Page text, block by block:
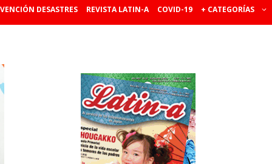
DESASTRES REVISTA LATIN-A COVID-19 + CATEGORÍAS